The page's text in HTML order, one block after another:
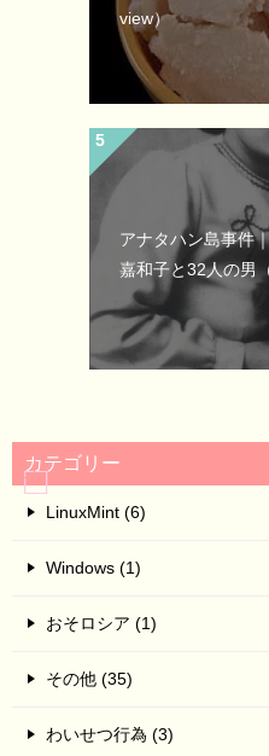
view）
アナタハン島事件
嘉和子と32人の男
カテゴリー
LinuxMint (6)
Windows (1)
おそロシア (1)
その他 (35)
わいせつ行為 (3)